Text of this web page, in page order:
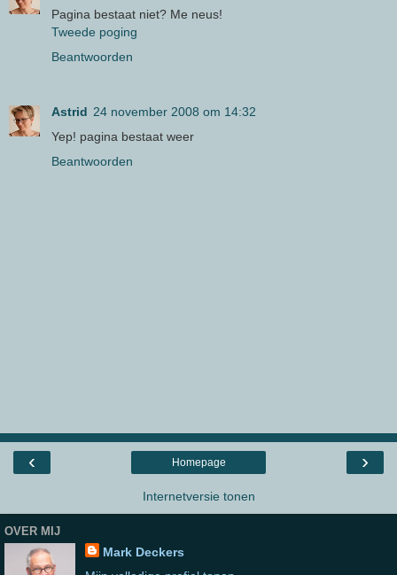
Pagina bestaat niet? Me neus!
Tweede poging
Beantwoorden
Astrid 24 november 2008 om 14:32
Yep! pagina bestaat weer
Beantwoorden
‹ ›
Homepage
Internetversie tonen
OVER MIJ
Mark Deckers